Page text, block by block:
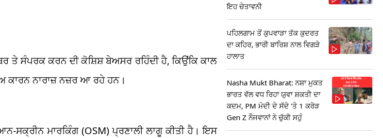
ਤੇ ਸੰਪਰਕ ਕਰਨ ਦੀ ਕੋਸ਼ਿਸ਼ ਬੇਅਸਰ ਰਹਿੰਦੀ ਹੈ, ਕਿਉਂਕਿ ਕਾਲ
ਕਾਰਨ ਨਾਰਾਜ਼ ਨਜ਼ਰ ਆ ਰਹੇ ਹਨ।
ਮਾਰਕਿੰਗ (OSM) ਪ੍ਰਣਾਲੀ ਲਾਗੂ ਕੀਤੀ ਹੈ। ਇਸ
ਇਹ ਚੇਤਾਵਨੀ
ਪਹਿਲਗਾਮ ਤੋਂ ਕੁਪਵਾੜਾ ਤੱਕ ਕੁਦਰਤ
ਦਾ ਕਹਿਰ, ਭਾਰੀ ਬਾਰਿਸ਼ ਨਾਲ ਵਿਗੜੇ
ਹਾਲਾਤ
Nasha Mukt Bharat: ਨਸ਼ਾ ਮੁਕਤ
ਭਾਰਤ ਵੱਲ ਵਧ ਰਿਹਾ ਯੁਵਾ ਸ਼ਕਤੀ ਦਾ
ਕਦਮ, PM ਮੋਦੀ ਦੇ ਸੱਦੇ 'ਤੇ 1 ਕਰੋੜ
Gen Z ਨੌਜਵਾਨਾਂ ਨੇ ਚੁੱਕੀ ਸਹੁੰ